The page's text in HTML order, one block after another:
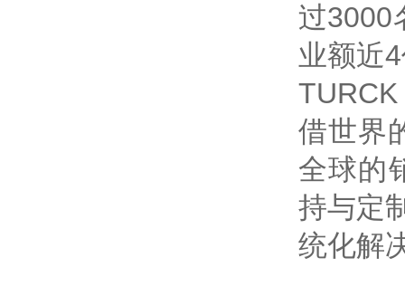
过3000
业额近
借世界
全球的
持与定
统化解